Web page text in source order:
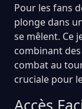
Pour les fans
plonge dans
se mêlent. Ce
combinant
combat au
cruciale pour
Accès